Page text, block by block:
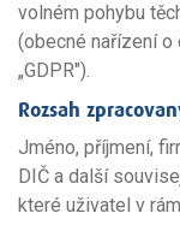
volném pohybu
(obecné nařízení o
„GDPR").
Rozsah
Jméno, příjmení,
DIČ a další
které uživatel v